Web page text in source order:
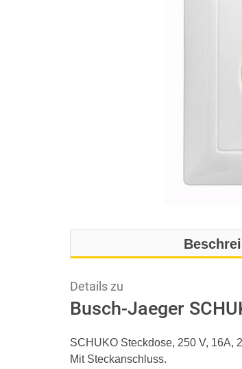
Details zu
Busch-Jaeger
SCHUKO Steckdose, 250 V, 16A,
Mit Steckanschluss.